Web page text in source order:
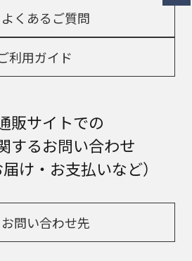
よくあるご質問
利用ガイド
販サイトでの
するお問い合わせ
届け・お支払いなど）
お問い合わせ先